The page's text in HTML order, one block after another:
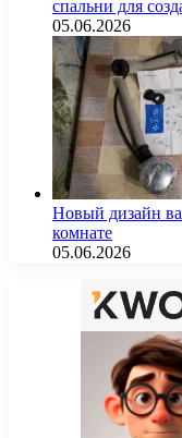
спальни для
05.06.2026
Новый дизайн
комнате
05.06.2026